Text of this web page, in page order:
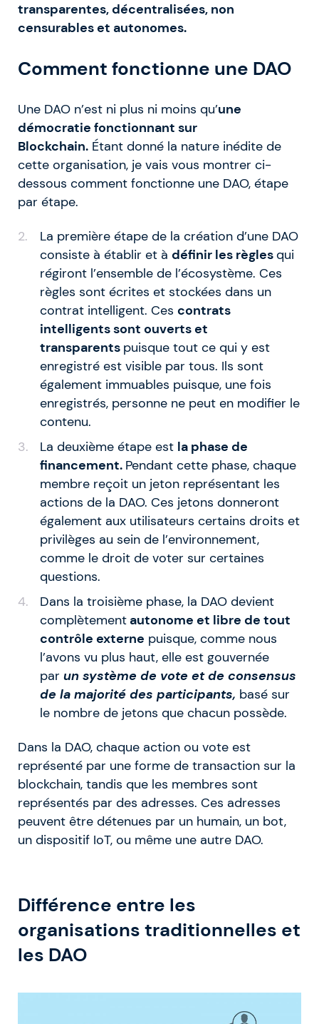
transparentes, décentralisées, non
censurables et autonomes.
Comment fonctionne une DAO
Une DAO n’est ni plus ni moins qu’une
démocratie fonctionnant sur
Blockchain. Étant donné la nature inédite de
cette organisation, je vais vous montrer ci-
dessous comment fonctionne une DAO, étape
par étape.
La première étape de la création d’une DAO
consiste à établir et à définir les règlesqui
régiront l’ensemble de l’écosystème. Ces
règles sont écrites et stockées dans un
contrat intelligent. Ces contrats
intelligents sont ouverts et
transparents puisque tout ce qui y est
enregistré est visible par tous. Ils sont
également immuables puisque, une fois
enregistrés, personne ne peut en modifier le
contenu.
La deuxième étape est la phase de
financement. Pendant cette phase, chaque
membre reçoit un jeton représentant les
actions de la DAO. Ces jetons donneront
également aux utilisateurs certains droits et
privilèges au sein de l’environnement,
comme le droit de voter sur certaines
questions.
Dans la troisième phase, la DAO devient
complètementautonome et libre de tout
contrôle externe puisque, comme nous
l’avons vu plus haut, elle est gouvernée
par un système de vote et de consensus
de la majorité des participants, basé sur
le nombre de jetons que chacun possède.
Dans la DAO, chaque action ou vote est
représenté par une forme de transaction sur la
blockchain, tandis que les membres sont
représentés par des adresses. Ces adresses
peuvent être détenues par un humain, un bot,
un dispositif IoT, ou même une autre DAO.
Différence entre les
organisations traditionnelles et
les DAO